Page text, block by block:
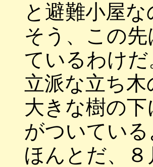
と避難小屋
そう、この
ているわけだ
立派な立ち
大きな樹の
がついている
ほんとだ、